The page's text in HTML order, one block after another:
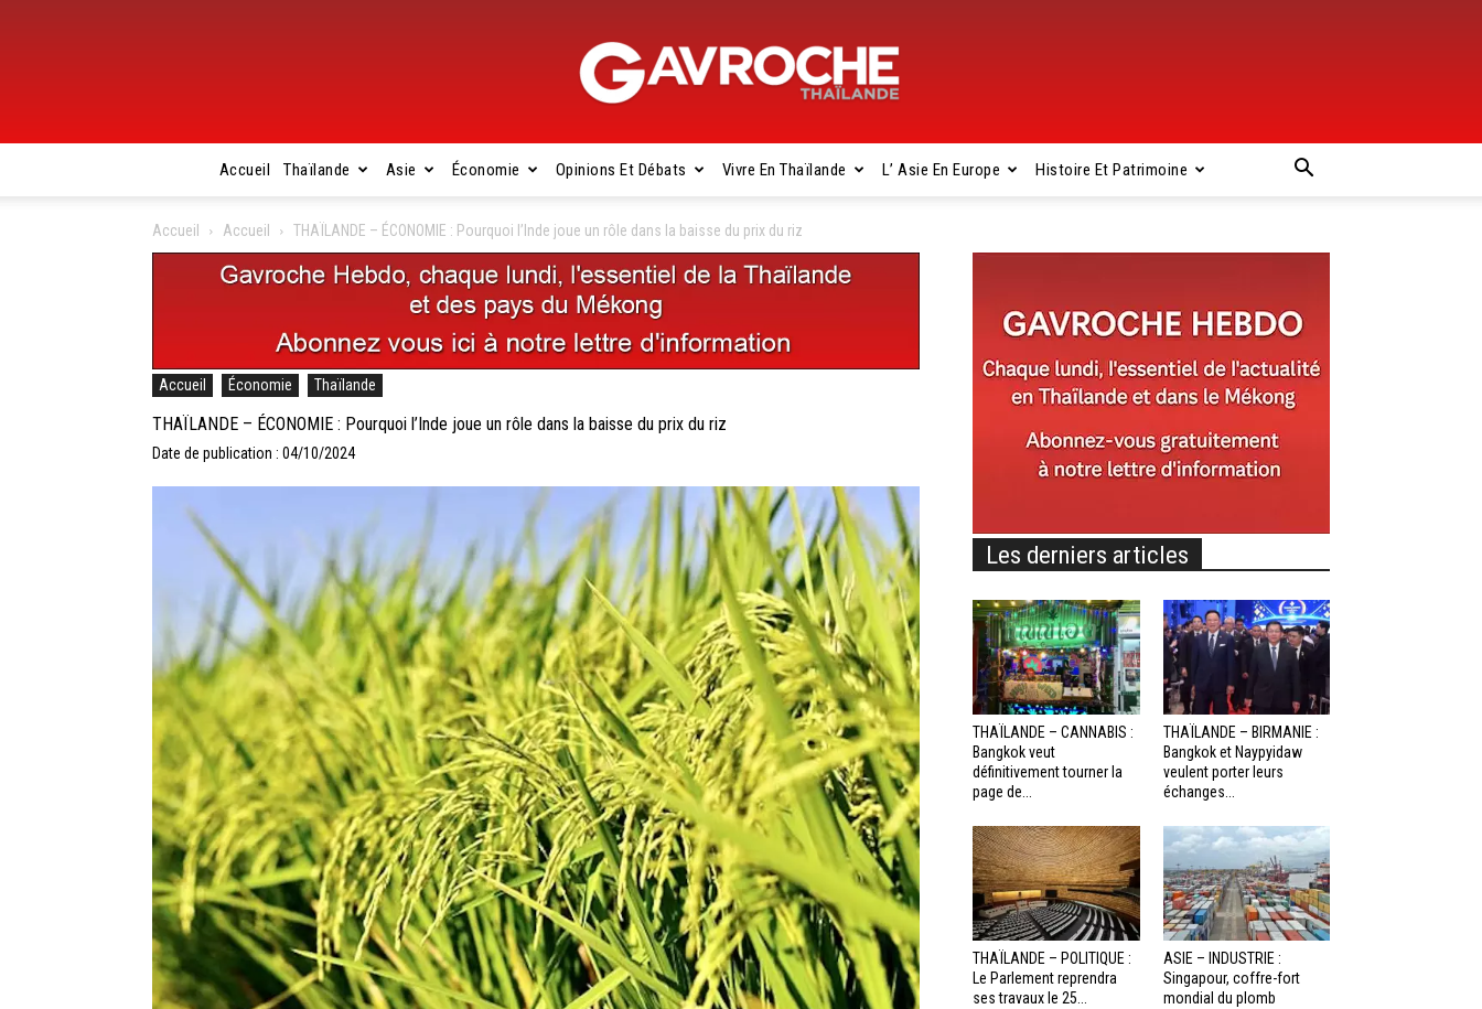
Gavroche
Accueil Thaïlande Asie Économie Opinions Et Débats Vivre En Thaïlande L’ Asie En Europe Histoire Et Patrimoine
Accueil Accueil THAÏLANDE – ÉCONOMIE : Pourquoi l’Inde joue un rôle dans la baisse du prix du riz
Accueil Économie Thaïlande
THAÏLANDE – ÉCONOMIE : Pourquoi l’Inde joue un rôle dans la baisse du prix du riz
Date de publication : 04/10/2024
Les derniers articles
THAÏLANDE – CANNABIS :
Bangkok veut
définitivement tourner la
page de...
THAÏLANDE – BIRMANIE :
Bangkok et Naypyidaw
veulent porter leurs
échanges...
THAÏLANDE – POLITIQUE :
Le Parlement reprendra
ses travaux le 25...
ASIE – INDUSTRIE :
Singapour, coffre-fort
mondial du plomb